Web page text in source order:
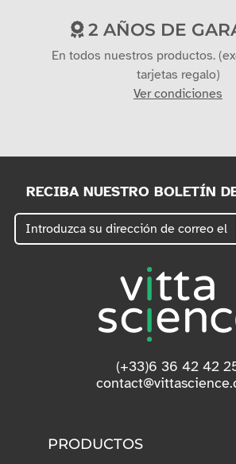
2 AÑOS DE
En todos nuestros productos.
tarjetas regalo)
Ver condiciones
RECIBA NUESTRO BOLETÍN
(+33)6 36 42 42
PRODUCTOS